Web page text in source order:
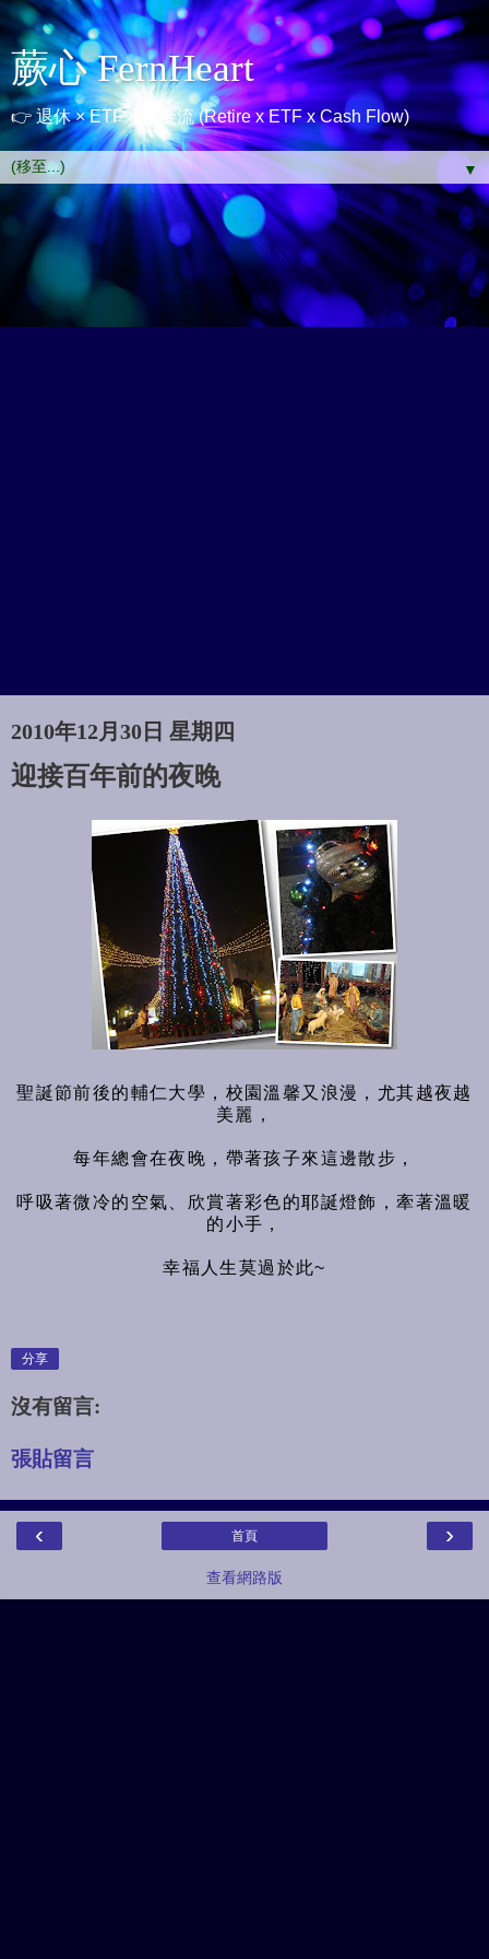
蕨心 FernHeart
👉 退休 × ETF × 現金流 (Retire x ETF x Cash Flow)
▼
2010年12月30日 星期四
迎接百年前的夜晚
聖誕節前後的輔仁大學，校園溫馨又浪漫，尤其越夜越
美麗，
每年總會在夜晚，帶著孩子來這邊散步，
呼吸著微冷的空氣、欣賞著彩色的耶誕燈飾，牽著溫暖
的小手，
幸福人生莫過於此~
分享
沒有留言:
張貼留言
‹ ›
首頁
查看網路版